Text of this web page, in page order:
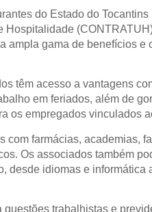
do Estado do
ampla gama de benefícios e
têm acesso a vantagens
em feriados, além de
os empregados vinculados
com farmácias, academias,
Os associados também
desde idiomas e informática
trabalhistas e